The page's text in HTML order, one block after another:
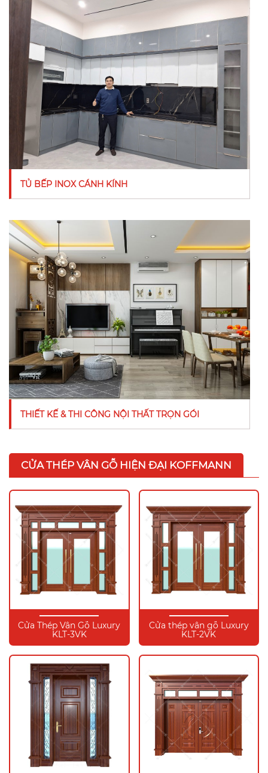
TỦ BẾP INOX CÁNH KÍNH
THIẾT KẾ & THI CÔNG NỘI THẤT TRỌN GÓI
CỬA THÉP VÂN GỖ HIỆN ĐẠI KOFFMANN
Cửa Thép Vân Gỗ Luxury
KLT-3VK
Cửa thép vân gỗ Luxury
KLT-2VK